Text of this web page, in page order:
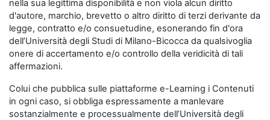
nella sua legittima disponibilità e non viola alcun diritto
d'autore, marchio, brevetto o altro diritto di terzi derivante da
legge, contratto e/o consuetudine, esonerando fin d'ora
dell’Università degli Studi di Milano-Bicocca da qualsivoglia
onere di accertamento e/o controllo della veridicità di tali
affermazioni.
Colui che pubblica sulle piattaforme e-Learning i Contenuti
in ogni caso, si obbliga espressamente a manlevare
sostanzialmente e processualmente dell’Università degli